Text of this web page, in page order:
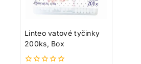
Linteo vatové tyčinky
200ks, Box